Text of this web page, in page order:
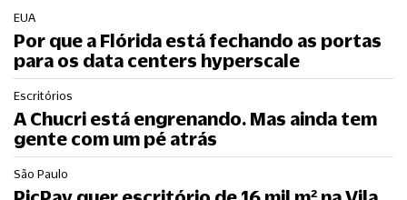
EUA
Por que a Flórida está fechando as portas
para os data centers hyperscale
Escritórios
A Chucri está engrenando. Mas ainda tem
gente com um pé atrás
São Paulo